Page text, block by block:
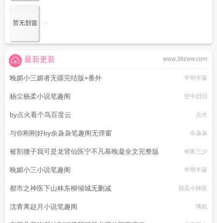
...
www.38zww.com
最新更新
晚媚小三媚者无疆完结版+番外 半明半寐
杨尘杨柔小说笔趣阁 空中烈日
by点火看个鸟百度云 点火
与你刚刚好by余袅袅笔趣阁无弹窗 余袅袅
被割腰子我可是龙肾仙医宁不凡慕晚凝全文完整版 侯家三少
晚媚小三小说笔趣阁 半明半寐
都市之神医下山林东柳倾城无删减 我是小神医
沈青离赵月小说笔趣阁 璃焰